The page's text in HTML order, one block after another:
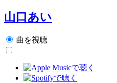
山口あい
曲を視聴